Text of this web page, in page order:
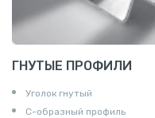
ГНУТЫЕ ПРОФИЛИ
Уголок гнутый
С-образный профиль